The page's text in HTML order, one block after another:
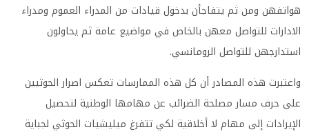
هواتفهن ومن ثم يتفاجأن بدخول قيادات من المدراء العموم ومدراء
الادارات للتواصل معهن بالخاص في مواضيع عامة ثم يحاولون
استدارجهن للتواصل الرومانسي.
واعتبرت هذه المصادر أن كل هذه الممارسات تعكس اصرار الحوثيين
علی حرف مسار مصلحة الضرائب عن مهامها الوطنية لتحصيل
الإيرادات إلی مهام لا أخلاقية لكي تتفرغ ميليشيات الحوثي لجباية